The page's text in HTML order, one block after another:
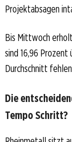
Projektabsagen
Bis Mittwoch
sind 16,96
Durchschnitt
Die
Tempo Schritt?